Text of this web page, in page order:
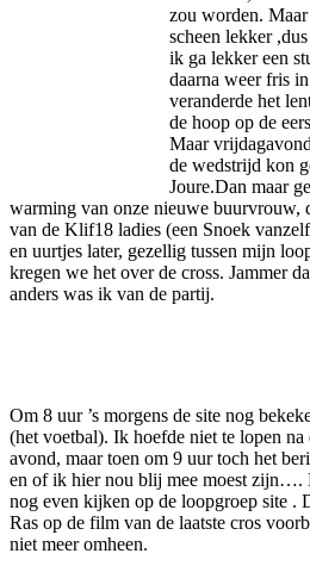
zou worden.
scheen lekker
ik ga lekker een
daarna weer fris
veranderde het
de hoop op de
Maar
de wedstrijd kon
Joure.Dan maar
warming van onze nieuwe buurvrouw,
van de Klif18 ladies (een Snoek
en uurtjes later, gezellig tussen mijn
kregen we het over de cross. Jammer
anders was ik van de partij.
Om 8 uur ’s morgens de site nog
(het voetbal). Ik hoefde niet te lopen na
avond, maar toen om 9 uur toch het
en of ik hier nou blij mee moest zijn….
nog even kijken op de loopgroep site .
Ras op de film van de laatste cros
niet meer omheen.